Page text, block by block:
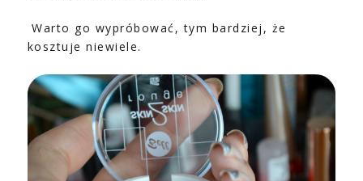
Warto go wypróbować, tym bardziej, że
kosztuje niewiele.